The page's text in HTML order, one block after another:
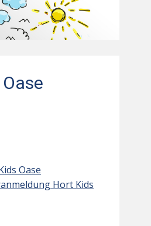
Oase
Hort Kids